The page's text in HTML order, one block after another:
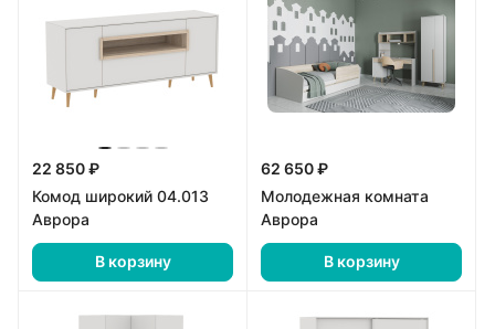
22 850 ₽
Комод широкий 04.013
Аврора
В корзину
62 650 ₽
Молодежная комната
Аврора
В корзину